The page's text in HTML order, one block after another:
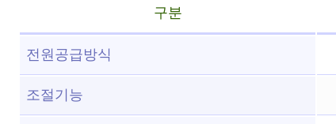
구분
전원공급방식
조절기능